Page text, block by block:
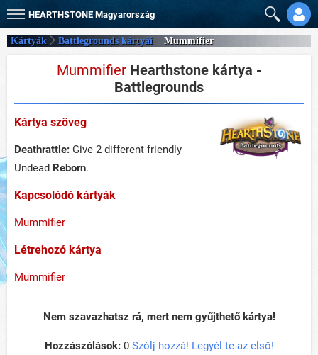
HEARTHSTONE Magyarország
Kártyák Battlegrounds kártyái Mummifier
MummifierHearthstone kártya -
Battlegrounds
Kártya szöveg
Deathrattle: Give 2 different friendly
Undead Reborn.
Kapcsolódó kártyák
Mummifier
Létrehozó kártya
Mummifier
Nem szavazhatsz rá, mert nem gyűjthető kártya!
Hozzászólások:0 Szólj hozzá! Legyél te az első!